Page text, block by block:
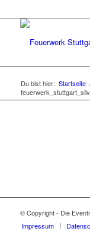
Du bist hier: Startseite
© Copyright - Die
Impressum